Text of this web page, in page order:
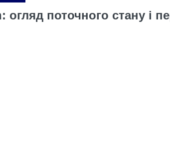
огляд поточного стану і